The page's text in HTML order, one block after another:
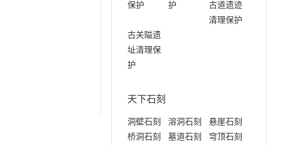
保护
护
古道遗迹
清理保护
古关隘遗
址清理保
护
天下石刻
洞壁石刻 溶洞石刻
悬崖石刻
桥洞石刻
墓道石刻
穹顶石刻